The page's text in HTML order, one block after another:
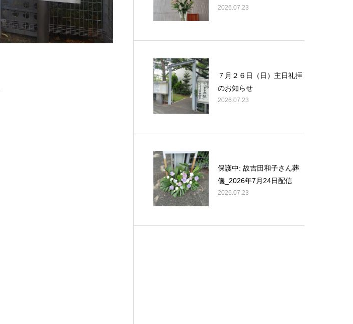
2026.07.23
７月２６日（日）主日礼拝
のお知らせ
2026.07.23
保護中: 故吉田和子さん葬
儀_2026年7月24日配信
2026.07.23